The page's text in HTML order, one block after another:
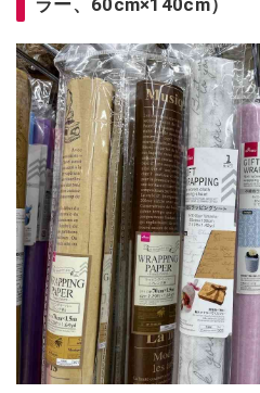
ラー、60cm×140cm）